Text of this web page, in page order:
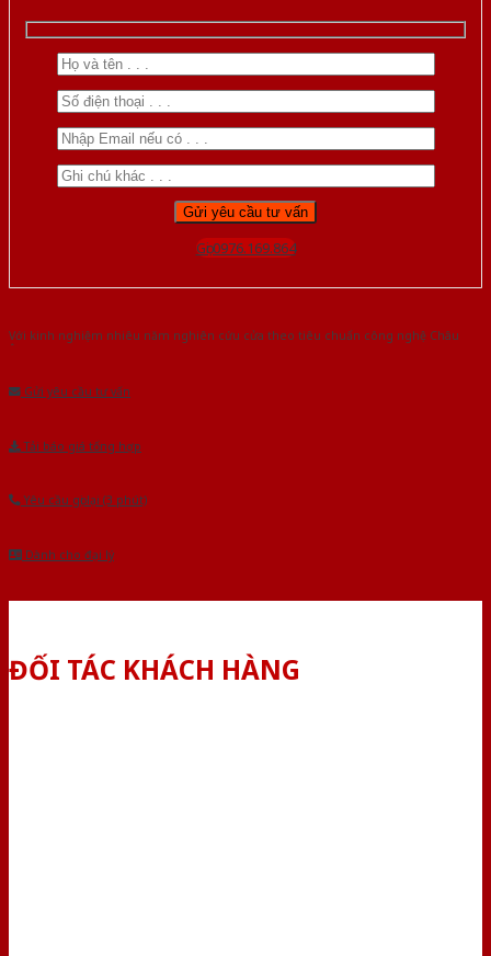
Gọi 0976.169.864
Với kinh nghiệm nhiêu năm nghiên cứu cửa theo tiêu chuẩn công nghệ Châu
Âu.Chúng tôi tự tin là nhà sản xuất & cung cấp hàng đầu tại Việt Nam!
Gửi yêu cầu tư vấn
Tải báo giá tổng hợp
Yêu cầu gọi lại (3 phút)
Dành cho đại lý
ĐỐI TÁC KHÁCH HÀNG